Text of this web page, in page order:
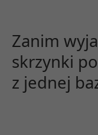
Zanim
skrzynki
z jednej